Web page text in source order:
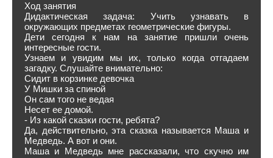
Ход занятия
Дидактическая задача: Учить узнавать в
окружающих предметах геометрические фигуры.
Дети сегодня к нам на занятие пришли очень
интересные гости.
Узнаем и увидим мы их, только когда отгадаем
загадку. Слушайте внимательно:
Сидит в корзинке девочка
У Мишки за спиной
Он сам того не ведая
Несет ее домой.
- Из какой сказки гости, ребята?
Да, действительно, эта сказка называется Маша и
Медведь. А вот и они.
Маша и Медведь мне рассказали, что скучно им